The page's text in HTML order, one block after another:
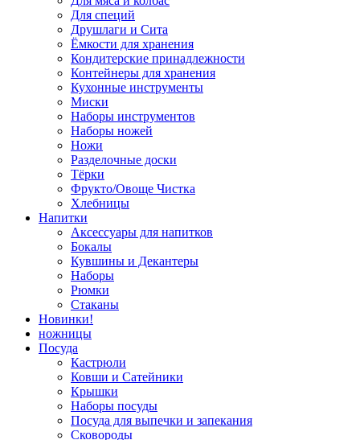
Для специй
Друшлаги и Сита
Ёмкости для хранения
Кондитерские принадлежности
Контейнеры для хранения
Кухонные инструменты
Миски
Наборы инструментов
Наборы ножей
Ножи
Разделочные доски
Тёрки
Фрукто/Овоще Чистка
Хлебницы
Напитки
Аксессуары для напитков
Бокалы
Кувшины и Декантеры
Наборы
Рюмки
Стаканы
Новинки!
ножницы
Посуда
Кастрюли
Ковши и Сатейники
Крышки
Наборы посуды
Посуда для выпечки и запекания
Сковороды